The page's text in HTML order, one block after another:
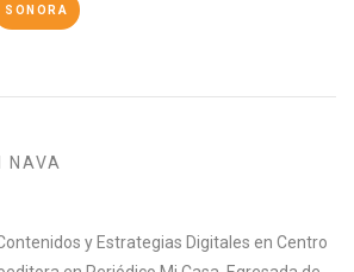
SONORA
NAVA
y Estrategias Digitales en Centro